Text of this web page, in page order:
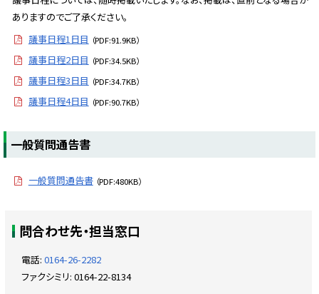
に
る
ありますのでご了承ください。
議事日程1日目 （PDF:91.9KB）
議事日程2日目 （PDF:34.5KB）
議事日程3日目 （PDF:34.7KB）
議事日程4日目 （PDF:90.7KB）
プ
る
一般質問通告書
一般質問通告書 （PDF:480KB）
ッ 問合わせ先・担当窓口
電話: 0164-26-2282
ファクシミリ: 0164-22-8134